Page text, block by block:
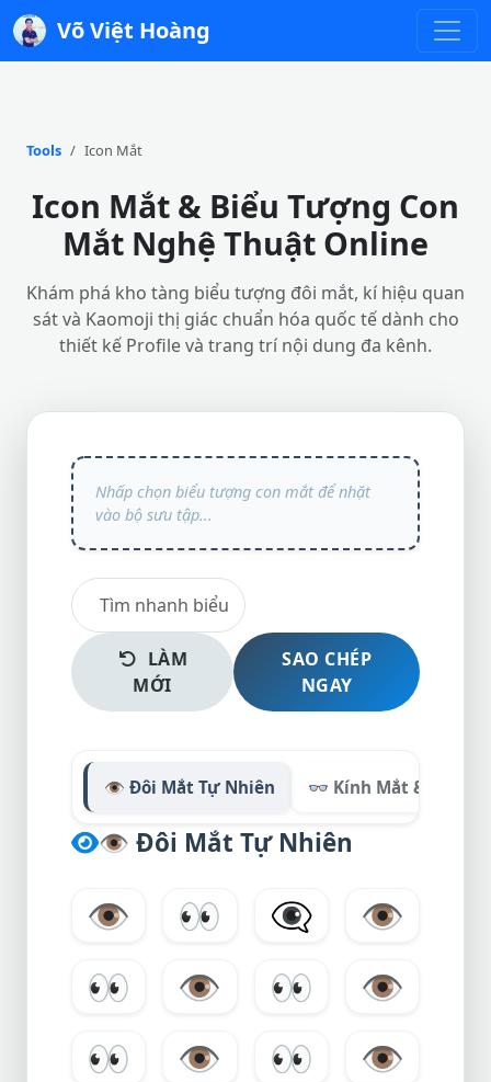
Võ Việt Hoàng
Tools Icon Mắt
Icon Mắt & Biểu Tượng Con
Mắt Nghệ Thuật Online
Khám phá kho tàng biểu tượng đôi mắt, kí hiệu quan
sát và Kaomoji thị giác chuẩn hóa quốc tế dành cho
thiết kế Profile và trang trí nội dung đa kênh.
LÀM
MỚI
SAO CHÉP
NGAY
👁️ Đôi Mắt Tự Nhiên 👓 Kính Mắt & Nhìn
👁️ Đôi Mắt Tự Nhiên
👁️ 👀 👁‍🗨
👁
👀
👁️ 👀
👁
👀
👁️ 👀
👁